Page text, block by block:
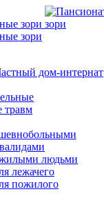
дом-интернат
травм
людьми
лежачего
пожилого